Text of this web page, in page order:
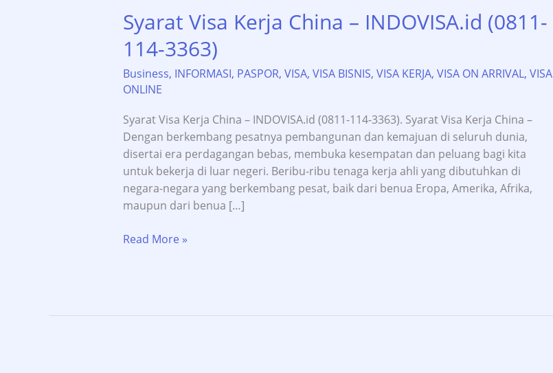
Syarat Visa Kerja China – INDOVISA.id (0811-
114-3363)
Business, INFORMASI, PASPOR, VISA, VISA BISNIS, VISA KERJA, VISA ON ARRIVAL, VISA
ONLINE
Syarat Visa Kerja China – INDOVISA.id (0811-114-3363). Syarat Visa Kerja China –
Dengan berkembang pesatnya pembangunan dan kemajuan di seluruh dunia,
disertai era perdagangan bebas, membuka kesempatan dan peluang bagi kita
untuk bekerja di luar negeri. Beribu-ribu tenaga kerja ahli yang dibutuhkan di
negara-negara yang berkembang pesat, baik dari benua Eropa, Amerika, Afrika,
maupun dari benua […]
Syarat
Read More »